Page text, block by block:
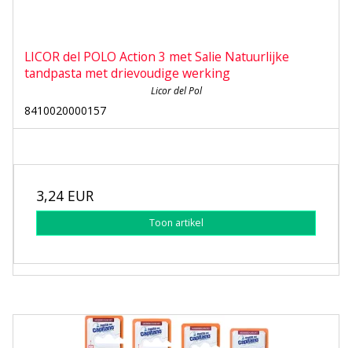
LICOR del POLO Action 3 met Salie Natuurlijke
tandpasta met drievoudige werking
Licor del Pol
8410020000157
3,24 EUR
Toon artikel